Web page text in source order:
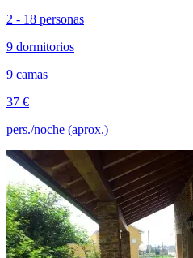
2 - 18 personas
9 dormitorios
9 camas
37 €
pers./noche (aprox.)